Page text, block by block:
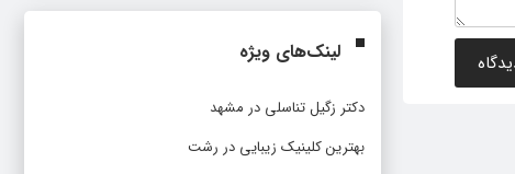
لینک‌های ویژه
دکتر زگیل تناسلی در مشهد
بهترین کلینیک زیبایی در رشت